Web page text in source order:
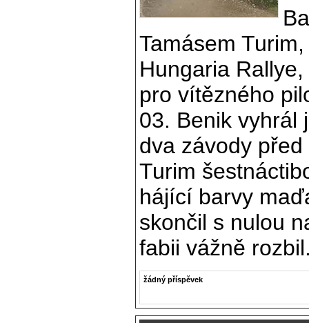
Tamásem
Hungaria
pro vítězného
03. Benik vyhrál
dva závody
Turim
hájící barvy
skončil s nulou
fabii vážně
žádný příspěvek